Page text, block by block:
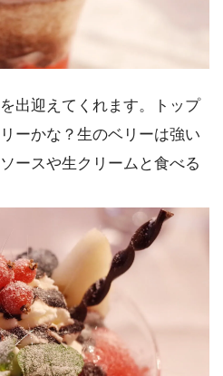
出迎えてくれます。トップ
ーかな？生のベリーは強い
ースや生クリームと食べる